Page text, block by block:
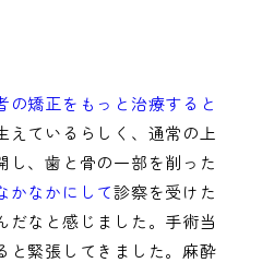
の矯正をもっと治療すると
ているらしく、通常の上
し、歯と骨の一部を削った
かなかにして診察を受けた
なと感じました。手術当
と緊張してきました。麻酔